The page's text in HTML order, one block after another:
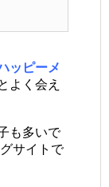
ッピーメ
よく会え
も多いで
サイトで